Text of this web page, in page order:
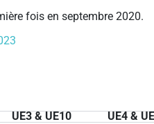
fois en septembre 2020.
UE3 & UE10 UE4 &